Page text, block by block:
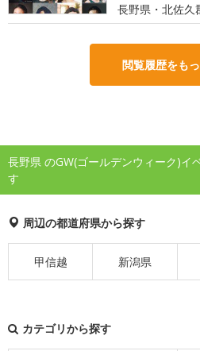
長野県・北佐久
閲覧履歴をも
長野県 のGW(ゴールデンウィーク)イ
す
周辺の都道府県から探す
甲信越 新潟県
カテゴリから探す